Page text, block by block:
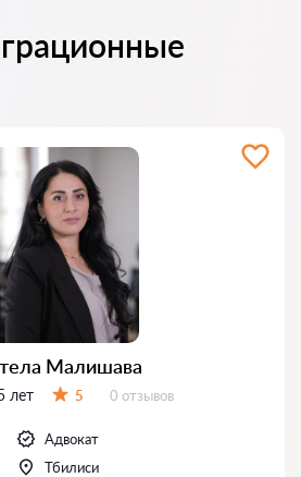
Малишава
лет 5 Отзывов:
0 отзывов
Адвокат
Тбилиси